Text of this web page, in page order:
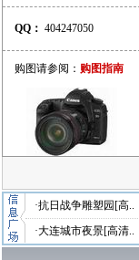
QQ： 404247050
购图请参阅： 购图指南
·抗日战争雕塑园[高..
·大连城市夜景[高清..